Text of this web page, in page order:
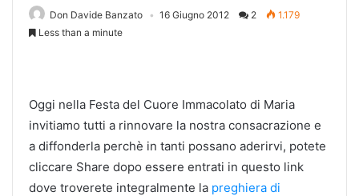
Don Davide Banzato 16 Giugno 2012 2
1.179
Less than a minute
Oggi nella Festa del Cuore Immacolato di Maria
invitiamo tutti a rinnovare la nostra consacrazione e
a diffonderla perchè in tanti possano aderirvi, potete
cliccare Share dopo essere entrati in questo link
dove troverete integralmente la preghiera di